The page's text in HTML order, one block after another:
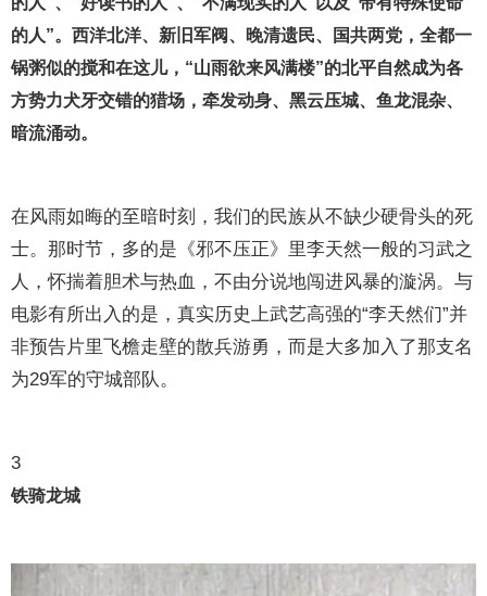
的人”。西洋北洋、新旧军阀、晚清遗民、国共两党，全都一
锅粥似的搅和在这儿，“山雨欲来风满楼”的北平自然成为各
方势力犬牙交错的猎场，牵发动身、黑云压城、鱼龙混杂、
暗流涌动。
在风雨如晦的至暗时刻，我们的民族从不缺少硬骨头的死
士。那时节，多的是《邪不压正》里李天然一般的习武之
人，怀揣着胆术与热血，不由分说地闯进风暴的漩涡。与
电影有所出入的是，真实历史上武艺高强的“李天然们”并
非预告片里飞檐走壁的散兵游勇，而是大多加入了那支名
为29军的守城部队。
3
铁骑龙城